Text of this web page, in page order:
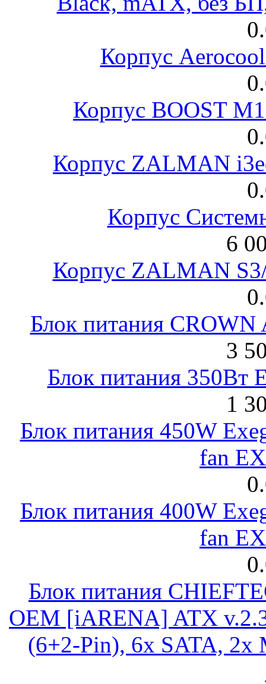
Корпус
Корпус BOOST
Корпус ZALMAN
Корпус
6
Корпус ZALMAN
Блок питания
3
Блок питания 350Вт
1
Блок питания 450W
fan
Блок питания 400W
fan
Блок питания
OEM [iARENA] ATX
(6+2-Pin), 6x SATA, 2x